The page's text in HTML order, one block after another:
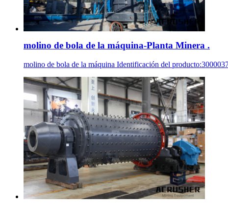
molino de bola de la máquina-Planta Minera .
molino de bola de la máquina Identificación del